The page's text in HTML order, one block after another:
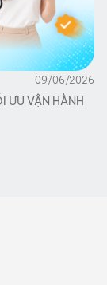
09/06/2026
ƯU VẬN HÀNH